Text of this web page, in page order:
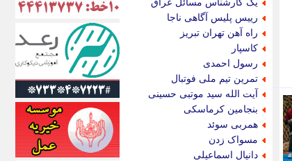
رییس پلیس آگاهی ناجا
راه آهن تهران تبریز
کاسپار
رسول احمدی
تمرین تیم ملی فوتبال
آیت الله سید موتبی حسینی
بنجامین کرماسکی
همربی سوئد
مسواک زدن
دانیال اسماعیلی
ایران زندگی
ایران فوری
ایرانی روز
ایرانیتال
ایرنا
ایسکانیوز
ایسنا
ایکنا
ایلنا
اینتیتر